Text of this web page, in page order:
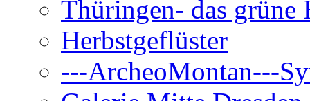
Thüringen- das grüne
Herbstgeflüster
---ArcheoMontan---